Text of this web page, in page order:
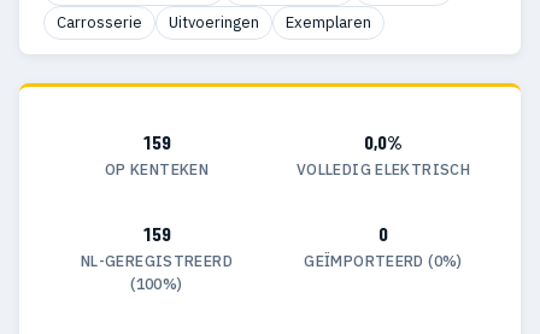
Carrosserie
Uitvoeringen Exemplaren
159
OP KENTEKEN
0,0%
VOLLEDIG ELEKTRISCH
159
NL-GEREGISTREERD
(100%)
0
GEÏMPORTEERD (0%)